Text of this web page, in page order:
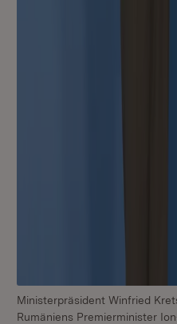
Ministerpräsident Winfried
Rumäniens Premierminister